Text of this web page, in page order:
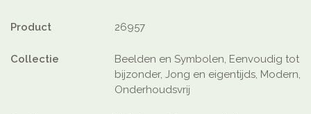
Product 26957
Collectie
Beelden en Symbolen, Eenvoudig tot
bijzonder, Jong en eigentijds, Modern,
Onderhoudsvrij